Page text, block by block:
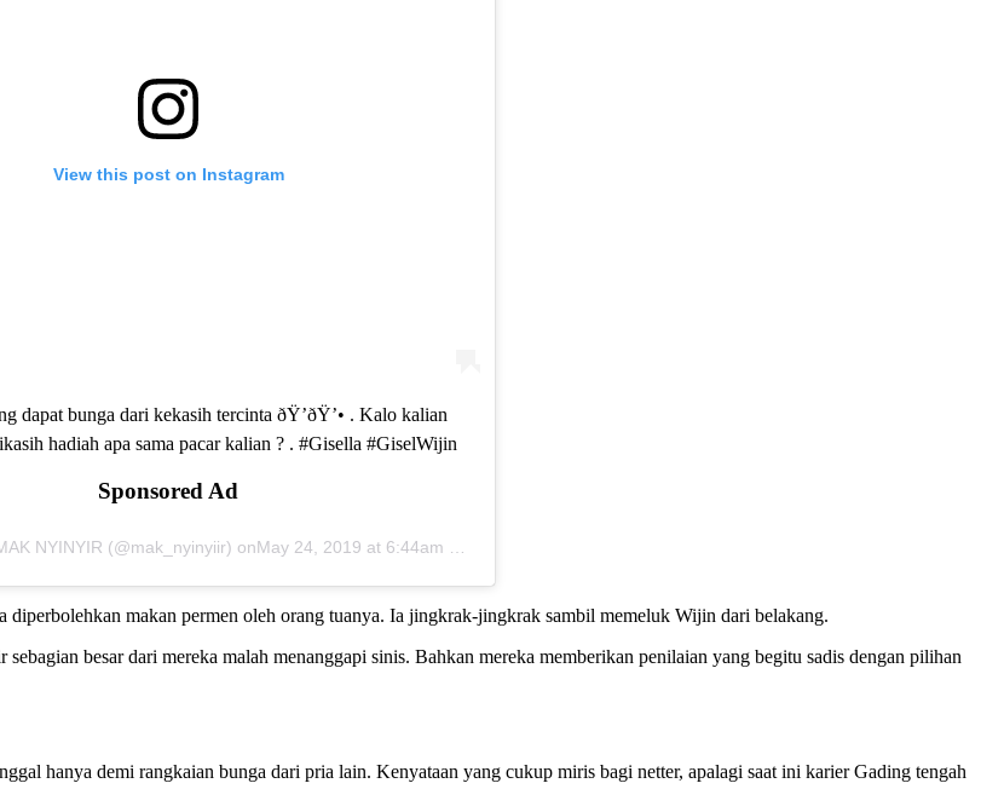
View this post on Instagram
dapat bunga dari kekasih tercinta ðŸ’ðŸ’• . Kalo kalian
hadiah apa sama pacar kalian ? . #Gisella #GiselWijin
Sponsored Ad
NYINYIR (@mak_nyinyiir) onMay 24, 2019 at 6:44am PDT
makan permen oleh orang tuanya. Ia jingkrak-jingkrak sambil memeluk Wijin dari belakang.
besar dari mereka malah menanggapi sinis. Bahkan mereka memberikan penilaian yang begitu sadis dengan pilihan
hanya demi rangkaian bunga dari pria lain. Kenyataan yang cukup miris bagi netter, apalagi saat ini karier Gading tengah